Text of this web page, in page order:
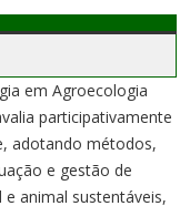
em Agroecologia
participativamente
adotando métodos,
e gestão de
animal sustentáveis,